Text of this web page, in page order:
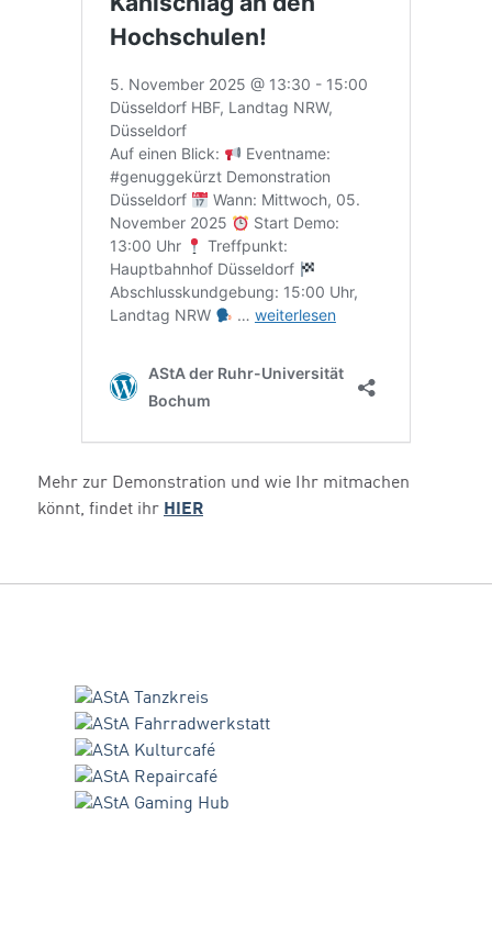
Mehr zur Demonstration und wie Ihr mitmachen
könnt, findet ihr HIER